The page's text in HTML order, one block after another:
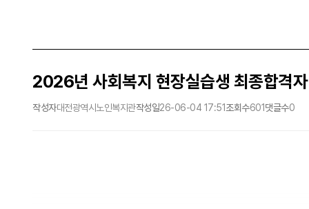
2026년 사회복지 현장실습생 최종합격
작성자대전광역시노인복지관작성일26-06-04 17:51조회수601댓글수0